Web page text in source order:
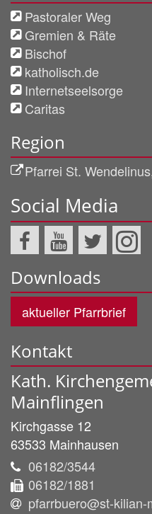
Pastoraler Weg
Gremien & Räte
Bischof
katholisch.de
Internetseelsorge
Caritas
Region
Pfarrei St.
Social Media
Downloads
aktueller Pfarrbrief
Kontakt
Kath.
Mainflingen
Kirchgasse 12
63533 Mainhausen
06182/3544
06182/1881
pfarrbuero@st-